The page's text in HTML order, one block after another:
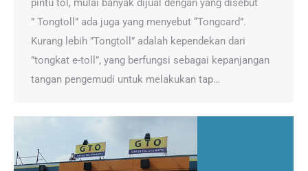
pintu tol, mulai banyak dijual dengan yang disebut
” Tongtoll” ada juga yang menyebut “Tongcard”.
Kurang lebih ”Tongtoll” adalah kependekan dari
”tongkat e-toll”, yang berfungsi sebagai kepanjangan
tangan pengemudi untuk melakukan tap…